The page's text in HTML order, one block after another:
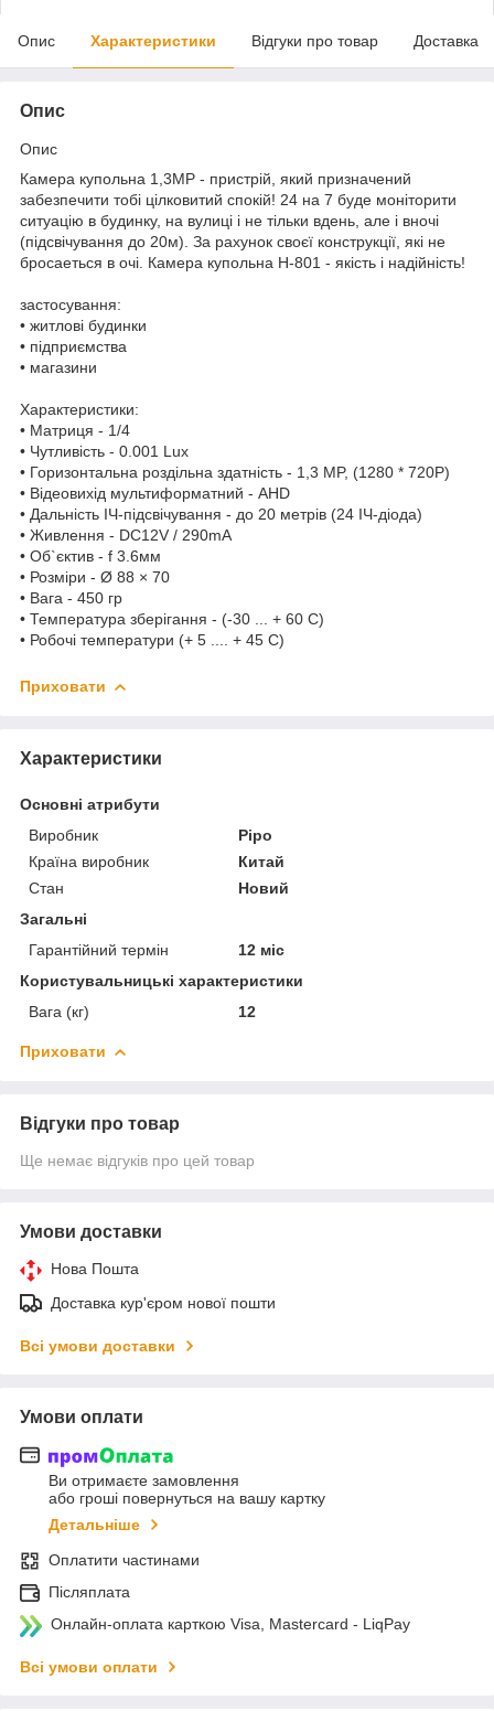
Опис Характеристики Відгуки про товар Доставка
Опис
Опис
Камера купольна 1,3MP - пристрій, який призначений
забезпечити тобі цілковитий спокій! 24 на 7 буде моніторити
ситуацію в будинку, на вулиці і не тільки вдень, але і вночі
(підсвічування до 20м). За рахунок своєї конструкції, які не
бросаеться в очі. Камера купольна H-801 - якість і надійність!
застосування:
• житлові будинки
• підприємства
• магазини
Характеристики:
• Матриця - 1/4
• Чутливість - 0.001 Lux
• Горизонтальна роздільна здатність - 1,3 МP, (1280 * 720P)
• Відеовихід мультиформатний - AHD
• Дальність ІЧ-підсвічування - до 20 метрів (24 ІЧ-діода)
• Живлення - DC12V / 290mA
• Об`єктив - f 3.6мм
• Розміри - Ø 88 × 70
• Вага - 450 гр
• Температура зберігання - (-30 ... + 60 С)
• Робочі температури (+ 5 .... + 45 С)
Приховати
Характеристики
Основні атрибути
Виробник
Pipo
Країна виробник
Китай
Стан
Новий
Загальні
Гарантійний термін
12 міс
Користувальницькі характеристики
Вага (кг)
12
Приховати
Відгуки про товар
Ще немає відгуків про цей товар
Умови доставки
Нова Пошта
Доставка кур'єром нової пошти
Всі умови доставки
Умови оплати
Ви отримаєте замовлення
або гроші повернуться на вашу картку
Детальніше
Оплатити частинами
Післяплата
Онлайн-оплата карткою Visa, Mastercard - LiqPay
Всі умови оплати